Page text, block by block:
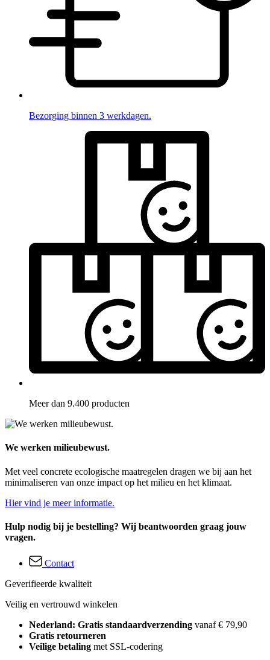
Bezorging binnen 3 werkdagen.
Meer dan 9.400 producten
We werken milieubewust.
Met veel concrete ecologische maatregelen dragen we bij aan het
minimaliseren van onze impact op het milieu en het klimaat.
Hier vind je meer informatie.
Hulp nodig bij je bestelling? Wij beantwoorden graag jouw
vragen.
Contact
Geverifieerde kwaliteit
Veilig en vertrouwd winkelen
Nederland: Gratis standaardverzending vanaf € 79,90
Gratis retourneren
Veilige betaling met SSL-codering